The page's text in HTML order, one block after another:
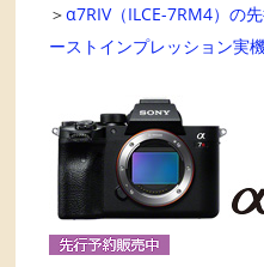
＞α7RIV（ILCE-7RM4）の
ーストインプレッション実